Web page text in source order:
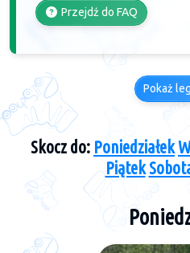
Przejdź do FAQ
Pokaż
Skocz do: Poniedziałek
Piątek